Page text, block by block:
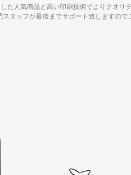
人気商品と高い印刷技術でよりクオリ
タッフが最後までサポート致しますの